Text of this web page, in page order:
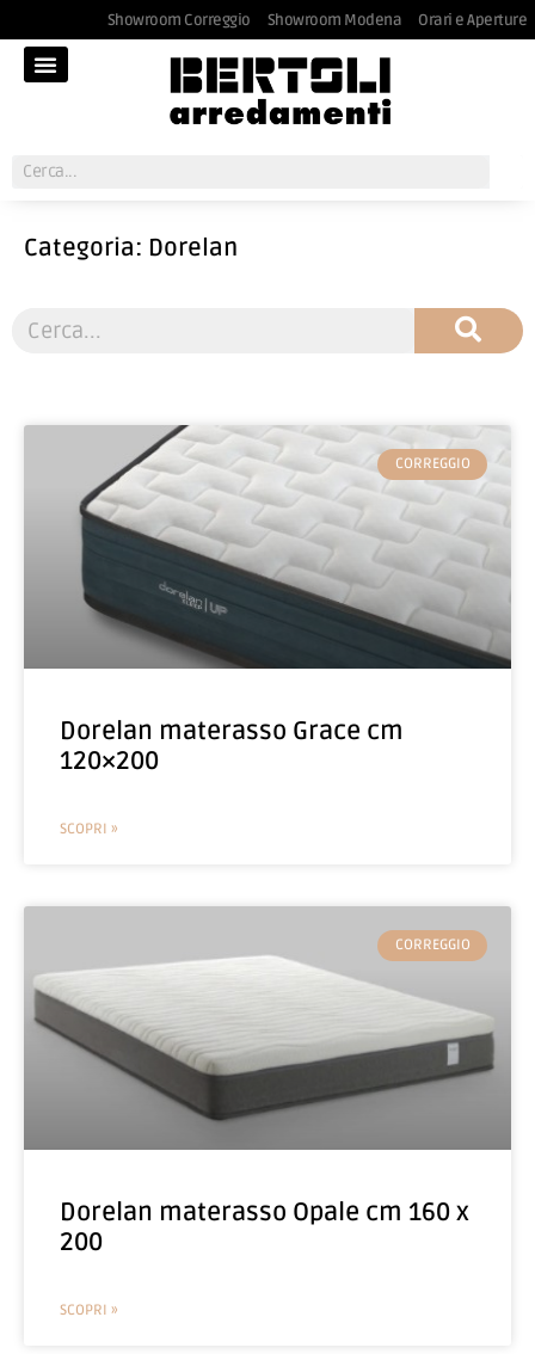
Showroom Correggio Showroom Modena Orari e Aperture
Categoria: Dorelan
CORREGGIO
Dorelan materasso Grace cm
120×200
SCOPRI »
CORREGGIO
Dorelan materasso Opale cm 160 x
200
SCOPRI »